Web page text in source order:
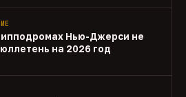
ипподромах Нью-Джерси не
на 2026 год